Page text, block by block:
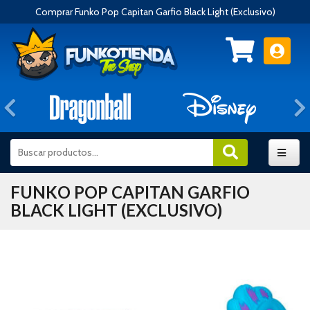
Comprar Funko Pop Capitan Garfio Black Light (Exclusivo)
Anterior
FUNKO POP CAPITAN GARFIO
BLACK LIGHT (EXCLUSIVO)